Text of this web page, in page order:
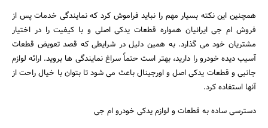
جستجو
همچنین این نکته بسیار مهم را نباید فراموش کرد که نمایندگی خدمات پس از
فروش ام جی ایرانیان همواره قطعات یدکی اصلی و با کیفیت را در اختیار
مشتریان خود می‌ گذارد. به همین دلیل در شرایطی که قصد تعویض قطعات
آسیب دیده خودرو را دارید، بهتر است حتماً سراغ نمایندگی‌ ها بروید. ارائه لوازم
جانبی و قطعات یدکی اصل و اورجینال باعث می‌ شود تا بتوان با خیال راحت از
آنها استفاده کرد.
دسترسی ساده به قطعات و لوازم یدکی خودرو ام جی